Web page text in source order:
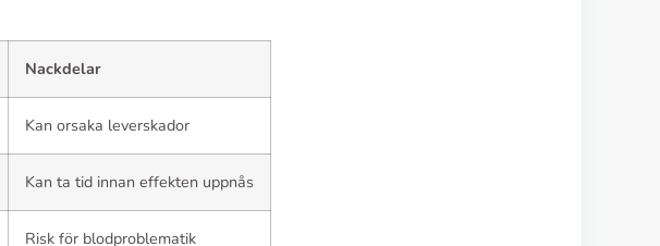
Nackdelar
Kan orsaka leverskador
Kan ta tid innan effekten uppnås
Risk för blodproblematik